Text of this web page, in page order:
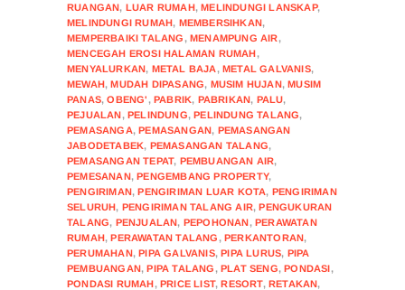
RUANGAN, LUAR RUMAH,MELINDUNGI LANSKAP,
MELINDUNGI RUMAH, MEMBERSIHKAN,
MEMPERBAIKI TALANG ,MENAMPUNG AIR,
MENCEGAH EROSI HALAMAN RUMAH,
MENYALURKAN, METAL BAJA,METAL GALVANIS,
MEWAH,MUDAH DIPASANG, MUSIM HUJAN,MUSIM
PANAS,OBENG' ,PABRIK, PABRIKAN, PALU,
PEJUALAN,PELINDUNG,PELINDUNG TALANG,
PEMASANGA,PEMASANGAN, PEMASANGAN
JABODETABEK, PEMASANGAN TALANG,
PEMASANGAN TEPAT, PEMBUANGAN AIR,
PEMESANAN,PENGEMBANG PROPERTY,
PENGIRIMAN,PENGIRIMAN LUAR KOTA, PENGIRIMAN
SELURUH, PENGIRIMAN TALANG AIR,PENGUKURAN
TALANG, PENJUALAN, PEPOHONAN,PERAWATAN
RUMAH,PERAWATAN TALANG ,PERKANTORAN,
PERUMAHAN,PIPA GALVANIS,PIPA LURUS, PIPA
PEMBUANGAN,PIPA TALANG ,PLAT SENG,PONDASI,
PONDASI RUMAH,PRICE LIST,RESORT,RETAKAN,